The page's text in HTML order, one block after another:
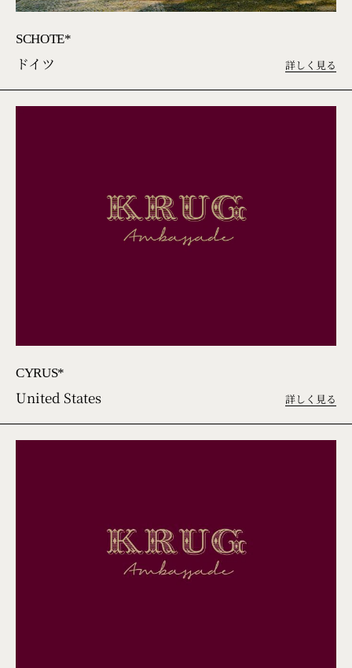
SCHOTE*
ドイツ 詳しく見る
CYRUS*
United States 詳しく見る